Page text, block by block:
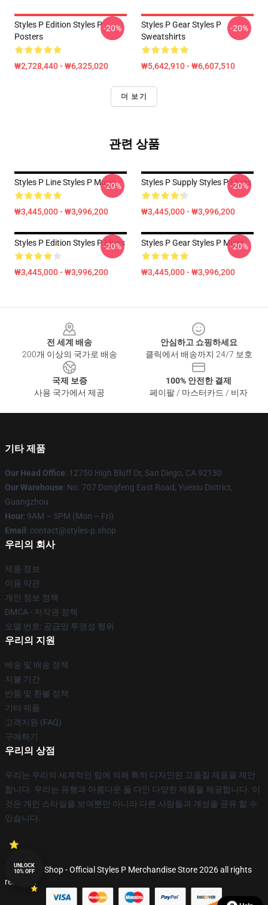
Styles P Edition Styles P
Posters
₩2,728,440 - ₩6,325,020
-20%
Styles P Gear Styles P
Sweatshirts
₩5,642,910 - ₩6,607,510
-20%
더 보기
관련 상품
Styles P Line Styles P Mugs
₩3,445,000 - ₩3,996,200
-20% Styles P Supply Styles P Mugs
₩3,445,000 - ₩3,996,200
-20%
Styles P Edition Styles P Mugs
₩3,445,000 - ₩3,996,200
-20% Styles P Gear Styles P Mugs
₩3,445,000 - ₩3,996,200
-20%
전 세계 배송
200개 이상의 국가로 배송
안심하고 쇼핑하세요
클릭에서 배송까지 24/7 보호
국제 보증
사용 국가에서 제공
100% 안전한 결제
페이팔 / 마스터카드 / 비자
기타 제품
Our Head Office: 12750 High Bluff Dr, San Diego, CA 92130
Our Warehouse: No. 707 Dongfeng East Road, Yuexiu District,
Guangzhou
Hour: 9AM – 5PM (Mon – Fri)
Email : contact@styles-p.shop
우리의 회사
제품 정보
이용 약관
개인 정보 정책
DMCA - 저작권 정책
모델 번호: 공급망 투명성 행위
우리의 지원
배송 및 배송 정책
지불 기간
반품 및 환불 정책
기타 제품
고객지원 (FAQ)
구매하기
우리의 상점
우리는 우리의 세계적인 팀에 의해 특히 디자인된 고품질 제품을 제안
합니다. 우리는 유행과 아름다운 둘 다인 다양한 제품을 제공합니다. 이
것은 개인 스타일을 보여뿐만 아니라 다른 사람들과 개성을 공유 할 수
있습니다.
© Styles P Shop - Official Styles P Merchandise Store 2026 all rights
reserved
UNLOCK
10% OFF